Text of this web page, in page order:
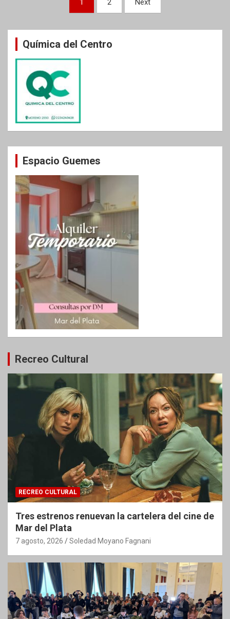
entradas
Química del Centro
Espacio Guemes
Recreo Cultural
RECREO CULTURAL
Tres estrenos renuevan la cartelera del cine de
Mar del Plata
7 agosto, 2026 Soledad Moyano Fagnani